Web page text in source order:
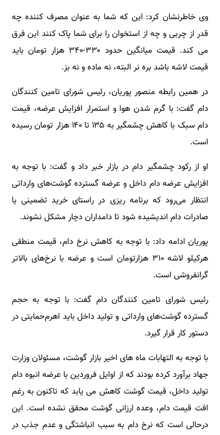
وی خاطرنشان کرد: این که شما به عنوان مصرف کننده چه
قدر از چربی و چه از استخوان را برای شما پاک کنند این فرق
می کند. قیمت میانگین حدود ۳۳۰-۳۴۰ هزار تومان باید
قیمت لاشه باشد بره نر البته، نه ماده و نه بز.
در همین رابطه منصور پوریان، رئیس شورای تامین کنندگان
دام گفت: با گرم شدن هوا و استمرار افزایش عرضه، قیمت
دام سبک با کاهش چشمگیر به ۱۳۵ تا ۱۴۰ هزار تومان رسیده
است.
او از رکود چشمگیر دام در بازار خبر داد و گفت: با توجه به
افزایش عرضه دام داخل و عرضه گسترده گوشت‌های وارداتی
انتظار می‌رود که برنامه ریزی در راستای خرید تضمینی یا
صادرات دام اندیشیده شود تا دامداران دچار مشکل نشوند.
پوریان ادامه داد: با توجه به کاهش نرخ دام، قیمت منطقی
هرکیلو لاشه ۳۱۰ هزارتومان است و عرضه با نرخ‌های بالاتر
گرانفروشی است.
رئیس شورای تامین کنندگان دام گفت: با توجه به حجم
گسترده گوشت‌های وارداتی و تولید داخل باید اهرم‌حمایتی در
دستور کار قرار گیرد.
با توجه به التهابات ماه های اخیر بازار گوشت، مسئولان وزارت
جهاد برآورد کرده بودند که از اوایل فروردین با عرضه انبوه دام
تولید داخل، قیمت گوشت کاهش می یابد که تاکنون به رغم
افت قیمت دام، وعده ارزانی گوشت محقق نشده است. این
درحالی است که نرخ دام به سبب انباشتگی و عدم جذب در